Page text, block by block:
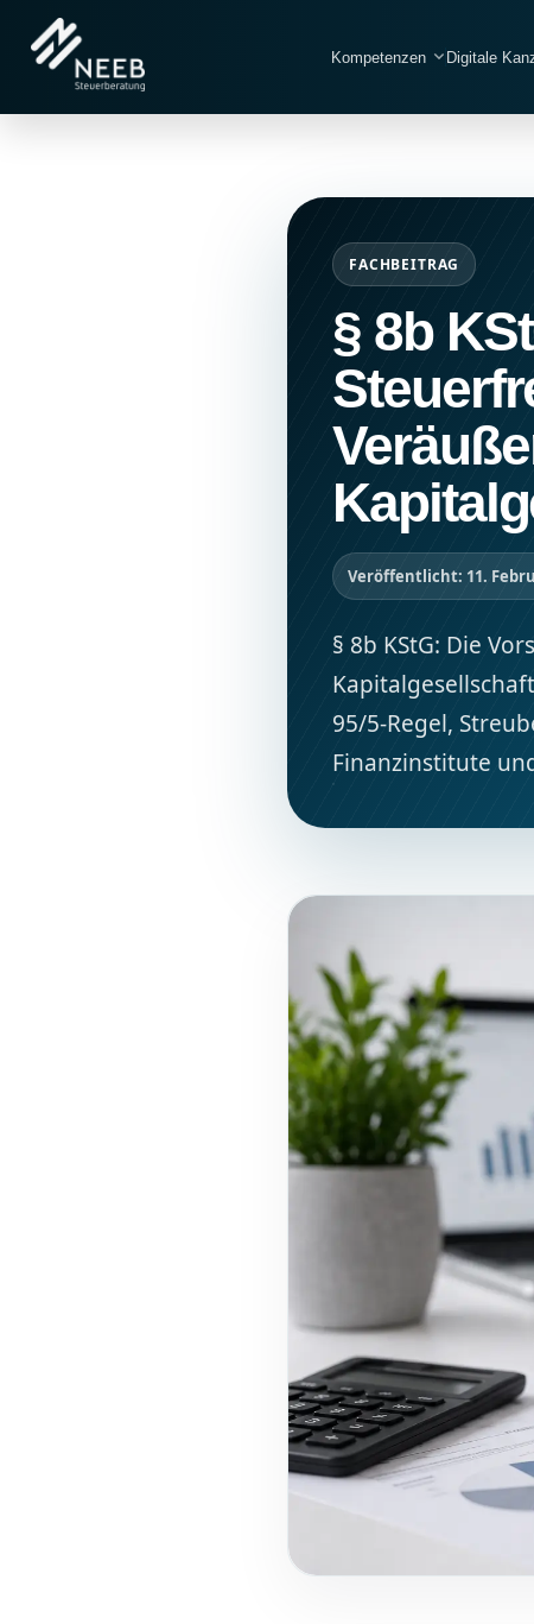
Kompetenzen Digitale
FACHBEITRAG
§ 8b
Veröffentlicht: 11.
§ 8b KStG: Die
95/5-Regel,
Finanzinstitute